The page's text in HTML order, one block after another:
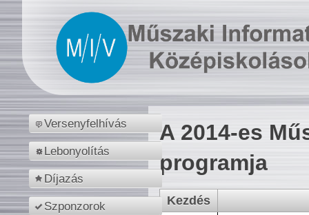
Versenyfelhívás
Lebonyolítás
Díjazás
Szponzorok
A 2014-es
programja
Kezdés